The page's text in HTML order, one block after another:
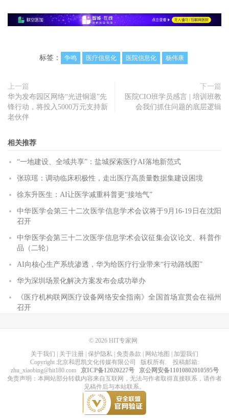
标签： 争鸣 医疗信息化 医院信息化 杨伟康
上一篇
华为发布园区网络“光进铜退”先
锋行动，将投入5000万元支持新
老伙伴
下一篇
医院CIO班学员感言 | 培训班教
会我们抓住问题的底层逻辑
相关推荐
“一地建设、全域共享”：盐城探索医疗AI落地新范式
张琼瑶：调动临床积极性，走出医疗高质量数据集建设困境
徐东升医生：AI让医学减重科普更“接地气”
中华医学会第三十二次医学信息学术会议将于9月16-19日在沈阳
召开
中华医学会第三十二次医学信息学术会议征集会议论文、科普作
品（二轮）
AI向核心生产系统渗透，华为给医疗行业带来“行动路线图”
华为深圳场景化解决方案发布会成功举办
《医疗机构联网医疗设备网络安全指南》全国首场宣贯会在福州
召开
© 2026 HIT专家网
关于我们
关于注册 保护隐私 免责条款 网站地图
加盟我们
Copyright 北京和思凯文化传媒有限公司 版权所有. 投稿邮箱:
zhu_xiaobing@hit180.com
京ICP备12020227号
京公网安备11010802010595号
免责声明：本网站部分转载内容来自互联网，无法与作者取得直接联系，请作者
见稿件后与本站联系。